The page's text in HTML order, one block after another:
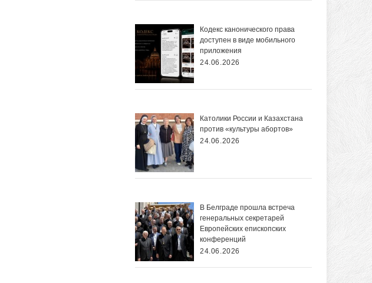
Кодекс канонического права
доступен в виде мобильного
приложения
24.06.2026
Католики России и Казахстана
против «культуры абортов»
24.06.2026
В Белграде прошла встреча
генеральных секретарей
Европейских епископских
конференций
24.06.2026